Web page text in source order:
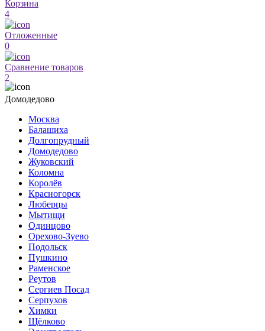
Корзина
4
Отложенные
0
Сравнение товаров
2
Домодедово
Москва
Балашиха
Долгопрудный
Домодедово
Жуковский
Коломна
Королёв
Красногорск
Люберцы
Мытищи
Одинцово
Орехово-Зуево
Подольск
Пушкино
Раменское
Реутов
Сергиев Посад
Серпухов
Химки
Щёлково